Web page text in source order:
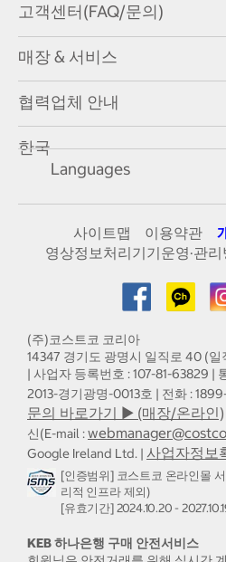
고객센터(FAQ/문의)
매장 & 서비스
협력업체 안내
한국
Languages
사이트맵 이용약관
영상정보처리기기운영·관리
(주)코스트코 코리아
14347 경기도 광명시 일직로 40 (일
| 사업자 등록번호 : 107-81-63829 |
2013-경기광명-0013호 | 전화 :
문의 바로가기 ▶ (매장/온라인)
신(E-mail :
Google Ireland Ltd. | 사업자정보
[인증범위] 코스트코 온라인몰
리적 인프라 제외)
[유효기간] 2024.10.20 -
KEB 하나은행 구매 안전서비스